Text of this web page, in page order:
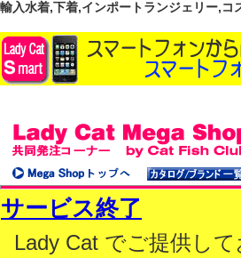
輸入水着,下着,インポートランジェリー,
サービス終了
Lady Cat でご提供し